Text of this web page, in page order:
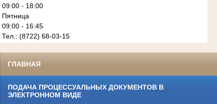
09:00 - 18:00
Пятница
09:00 - 16:45
Тел.: (8722) 68-03-15
ГЛАВНАЯ
ПОДАЧА ПРОЦЕССУАЛЬНЫХ ДОКУМЕНТОВ В
ЭЛЕКТРОННОМ ВИДЕ